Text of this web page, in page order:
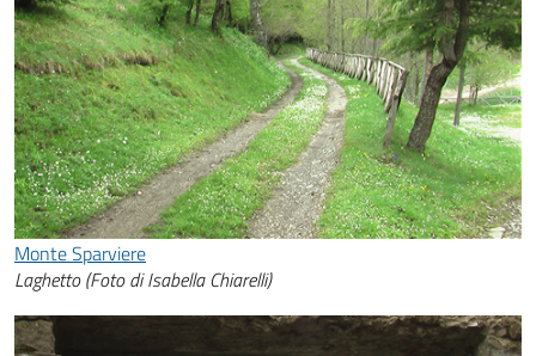
Monte Sparviere
Laghetto (Foto di Isabella Chiarelli)